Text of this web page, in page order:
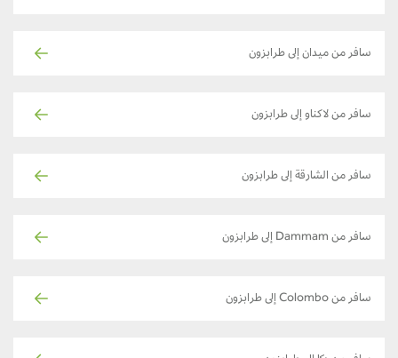
سافر من ميدان إلى طرابزون
سافر من لاكناو إلى طرابزون
سافر من الشارقة إلى طرابزون
سافر من Dammam إلى طرابزون
سافر من Colombo إلى طرابزون